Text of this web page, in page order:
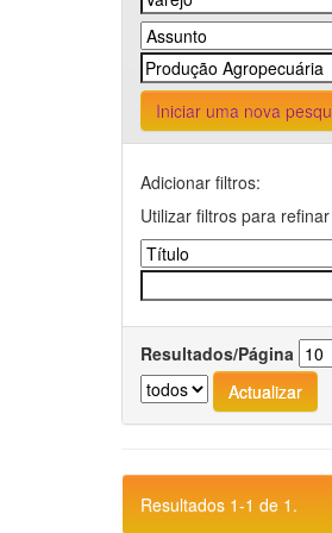
Iniciar uma nova
Adicionar filtros:
Utilizar filtros para
Resultados/Página
Resultados 1-1 de 1.